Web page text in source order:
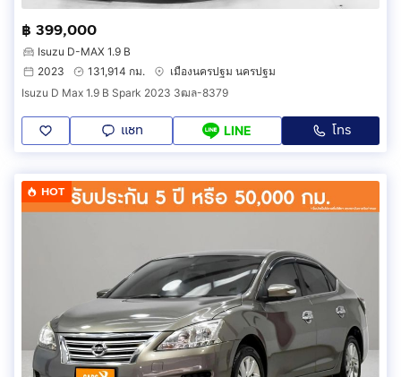
฿ 399,000
Isuzu D-MAX 1.9 B
2023
131,914 กม.
เมืองนครปฐม นครปฐม
Isuzu D Max 1.9 B Spark 2023 3ฒล-8379
แชท LINE โทร
HOT